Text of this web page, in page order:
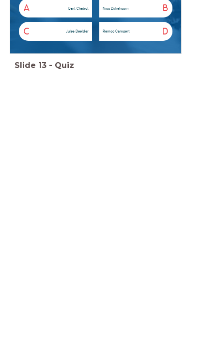
A Bart Chabot B
Nico Dijkshoorn
C Jules Deelder D
Remco Campert
Slide 13 - Quiz